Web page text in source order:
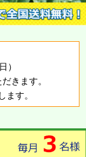
）
きます。
ます。